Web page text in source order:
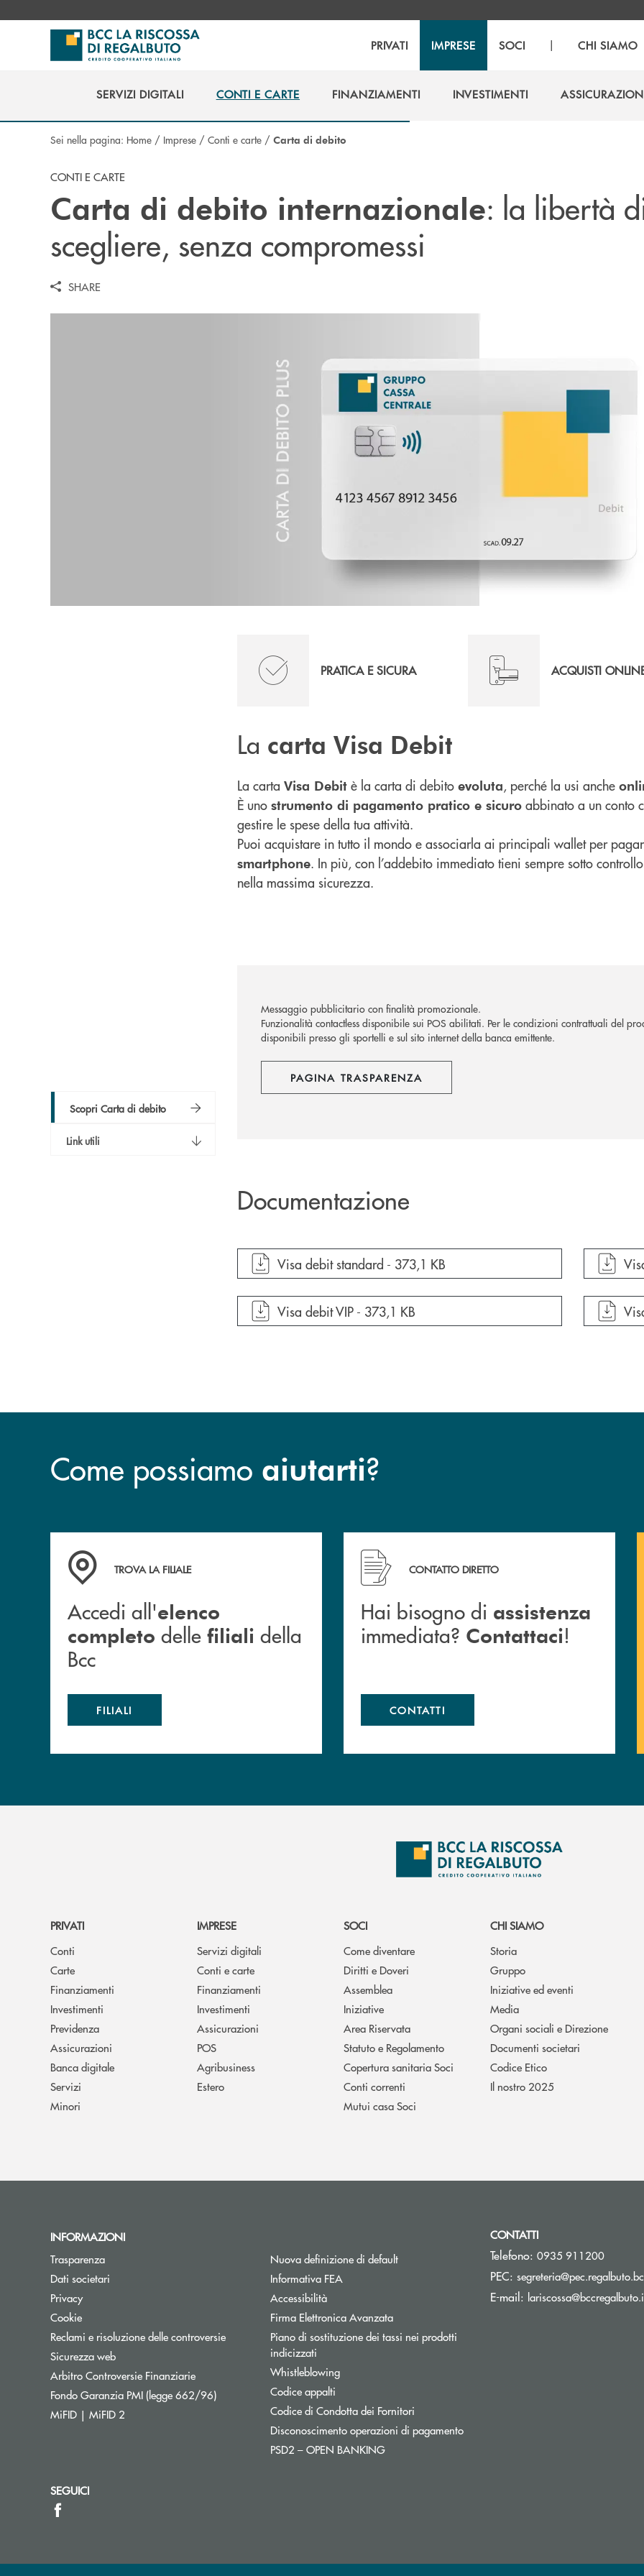
PRIVATI IMPRESE SOCI | CHI SIAMO
SERVIZI DIGITALI
CONTI E CARTE
FINANZIAMENTI
INVESTIMENTI
Sei nella pagina: Home / Imprese / Conti e carte / Carta di debito
CONTI E CARTE
Carta di debito internazionale: la libertà
scegliere, senza compromessi
SHARE
Scopri Carta di debito
Link utili
PRATICA E SICURA ACQUISTI
La carta Visa Debit
La carta Visa Debit è la carta di debito evoluta, perché la usi anche
È uno strumento di pagamento pratico e sicuro abbinato a un conto
gestire le spese della tua attività.
Puoi acquistare in tutto il mondo e associarla ai principali wallet per
smartphone. In più, con l’addebito immediato tieni sempre sotto
nella massima sicurezza.
Messaggio pubblicitario con finalità promozionale.
Funzionalità contactless disponibile sui POS abilitati. Per le condizioni contrattuali del
disponibili presso gli sportelli e sul sito internet della banca emittente.
PAGINA TRASPARENZA
Documentazione
apre documento in una nuova finestra
Visa debit standard - 373,1 KB
apre documento in una nuova finestra
Visa debit VIP - 373,1 KB
Come possiamo aiutarti?
Accedi all' elenco completo delle filiali della Bcc
TROVA LA FILIALE
Accedi all'elenco
completo delle filiali della
Bcc
FILIALI
Hai bisogno di assistenza immediata? Contattaci !
CONTATTO DIRETTO
Hai bisogno di assistenza
immediata? Contattaci!
CONTATTI
PRIVATI
Conti
Carte
Finanziamenti
Investimenti
Previdenza
Assicurazioni
Banca digitale
Servizi
Minori
IMPRESE
Servizi digitali
Conti e carte
Finanziamenti
Investimenti
Assicurazioni
POS
Agribusiness
Estero
SOCI
Come diventare
Diritti e Doveri
Assemblea
Iniziative
Area Riservata
Statuto e Regolamento
Copertura sanitaria Soci
Conti correnti
Mutui casa Soci
CHI SIAMO
Storia
Gruppo
Iniziative ed eventi
Media
Organi sociali e Direzione
Documenti societari
Codice Etico
Il nostro 2025
INFORMAZIONI
Trasparenza
Dati societari
Privacy
Cookie
Reclami e risoluzione delle controversie
Sicurezza web
Arbitro Controversie FinanziarieApre una nuova finestra
Fondo Garanzia PMI (legge 662/96)Apre una nuova finestra
MiFID | MiFID 2
Nuova definizione di default
Informativa FEA
Accessibilità
Firma Elettronica Avanzata
Piano di sostituzione dei tassi nei prodotti
indicizzati
Whistleblowing
Codice appalti
Codice di Condotta dei Fornitori
Disconoscimento operazioni di pagamento
PSD2 – OPEN BANKINGApre una nuova finestra
CONTATTI
Telefono: 0935 911200
PEC:
E-mail:
SEGUICI